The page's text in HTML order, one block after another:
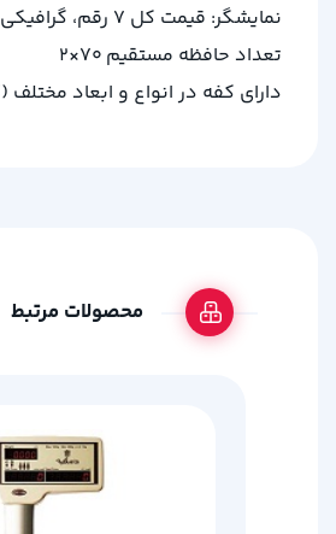
نمایشگر: قیمت کل 7 رقم، گرافیکی فارسی
تعداد حافظه مستقیم 70×2
دارای کفه در انواع و ابعاد
محصولات مرتبط